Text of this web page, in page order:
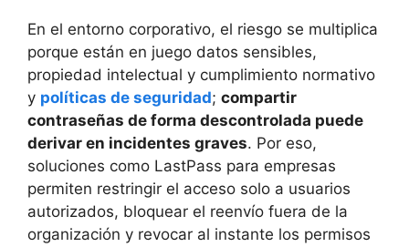
En el entorno corporativo, el riesgo se multiplica
porque están en juego datos sensibles,
propiedad intelectual y cumplimiento normativo
y políticas de seguridad; compartir
contraseñas de forma descontrolada puede
derivar en incidentes graves. Por eso,
soluciones como LastPass para empresas
permiten restringir el acceso solo a usuarios
autorizados, bloquear el reenvío fuera de la
organización y revocar al instante los permisos